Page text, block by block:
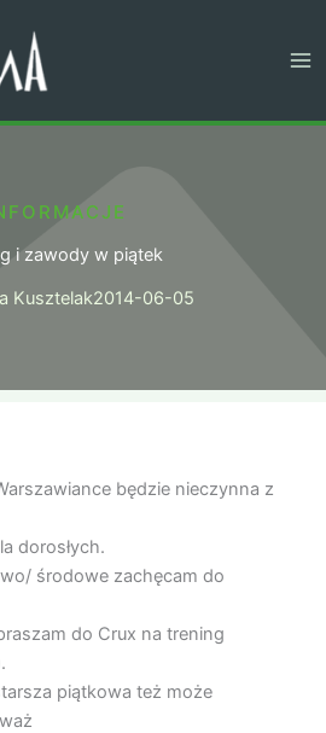
i zawody w piątek
Kusztelak2014-06-05
będzie nieczynna z
dorosłych.
środowe zachęcam do
do Crux na trening
piątkowa też może